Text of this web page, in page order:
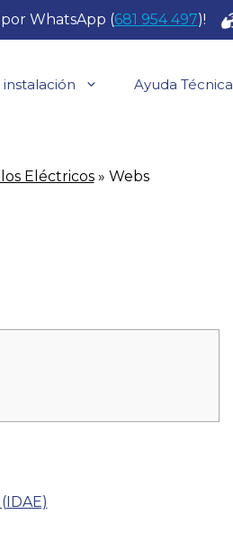
WhatsApp (681 954 497)!
Ayuda Técnica
Eléctricos» Webs